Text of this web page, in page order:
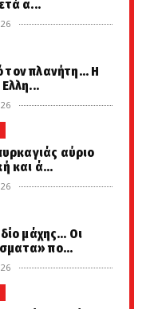
α...
τον πλανήτη... Η
αύριο
και ά...
μάχης… Οι
πο...